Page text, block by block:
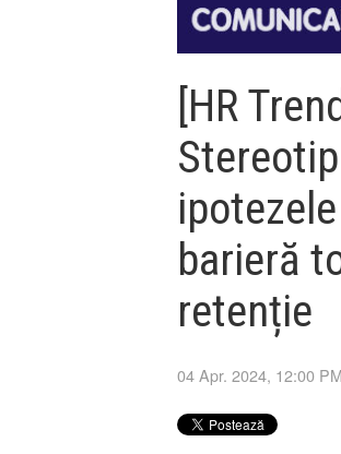
[HR
barieră
retenție
04 Apr. 2024, 12:00 PM